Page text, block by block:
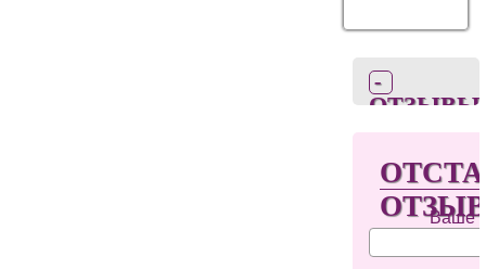
ОТЗЫВЫ
0
ОТЗЫВ
Ваше